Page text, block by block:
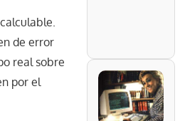
de error
real sobre
por el